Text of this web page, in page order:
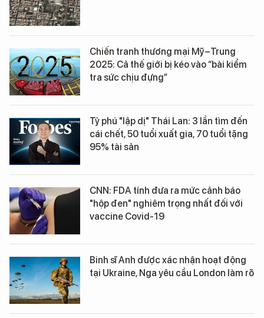
Chiến tranh thương mại Mỹ–Trung
2025: Cả thế giới bị kéo vào “bài kiểm
tra sức chịu đựng”
Tỷ phú "lập dị" Thái Lan: 3 lần tìm đến
cái chết, 50 tuổi xuất gia, 70 tuổi tặng
95% tài sản
CNN: FDA tính đưa ra mức cảnh báo
"hộp đen" nghiêm trọng nhất đối với
vaccine Covid-19
Binh sĩ Anh được xác nhận hoạt động
tại Ukraine, Nga yêu cầu London làm rõ